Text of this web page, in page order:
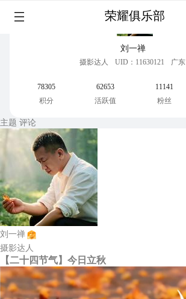
荣耀俱乐部
刘一禅
摄影达人 UID：11630121 广东
78305
积分
62653
活跃值
11141
粉丝
主题 评论
刘一禅
摄影达人
【二十四节气】今日立秋